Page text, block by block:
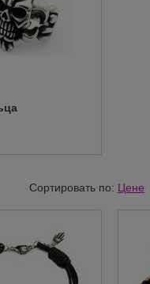
Сортировать по: Цене